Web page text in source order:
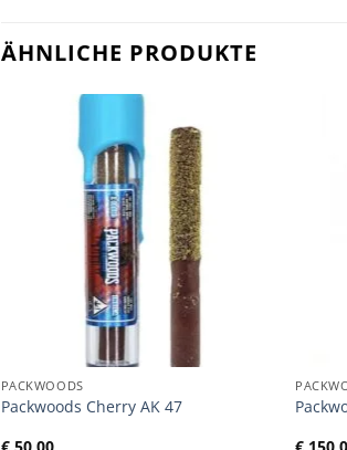
ÄHNLICHE PRODUKTE
PACKWOODS
Packwoods Cherry AK 47